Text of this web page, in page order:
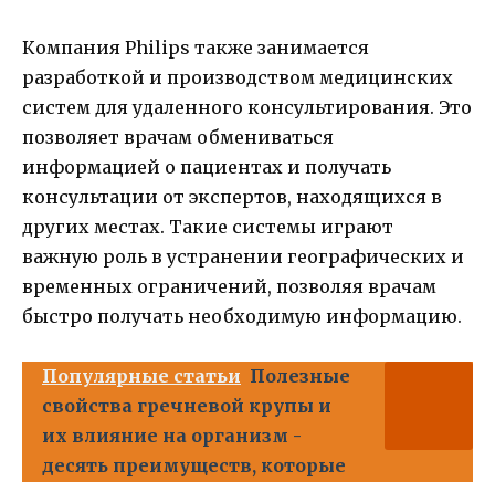
Компания Philips также занимается
разработкой и производством медицинских
систем для удаленного консультирования. Это
позволяет врачам обмениваться
информацией о пациентах и получать
консультации от экспертов, находящихся в
других местах. Такие системы играют
важную роль в устранении географических и
временных ограничений, позволяя врачам
быстро получать необходимую информацию.
Популярные статьи Полезные
свойства гречневой крупы и
их влияние на организм -
десять преимуществ, которые